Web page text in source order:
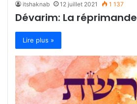
itshaknab 12 juillet 2021 1 137
Dévarim: La réprimande
Lire plus »